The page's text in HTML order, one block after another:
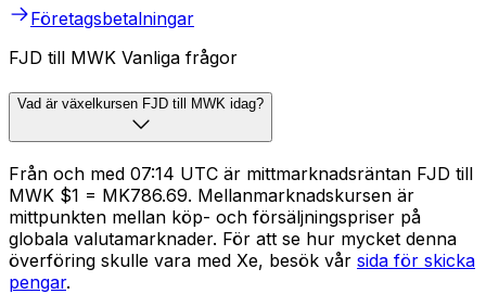
Företagsbetalningar
FJD till MWK Vanliga frågor
Vad är växelkursen FJD till MWK idag?
Från och med 07:14 UTC är mittmarknadsräntan FJD till
MWK $1 = MK786.69. Mellanmarknadskursen är
mittpunkten mellan köp- och försäljningspriser på
globala valutamarknader. För att se hur mycket denna
överföring skulle vara med Xe, besök vår sida för skicka
pengar.